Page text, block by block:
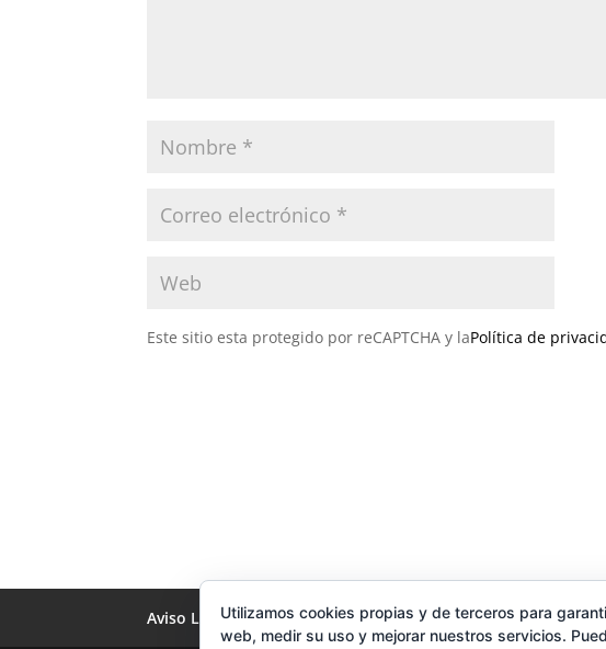
Este sitio esta protegido por reCAPTCHA y laPolítica de
Aviso Legal Política de privacidad Política de cookies
Utilizamos cookies propias y de terceros para
web, medir su uso y mejorar nuestros servicios.